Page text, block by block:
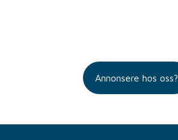
Annonsere hos oss?